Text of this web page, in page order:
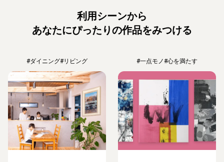
利用シーンから
あなたにぴったりの作品をみつける
#ダイニング#リビング #一点モノ#心を満たす